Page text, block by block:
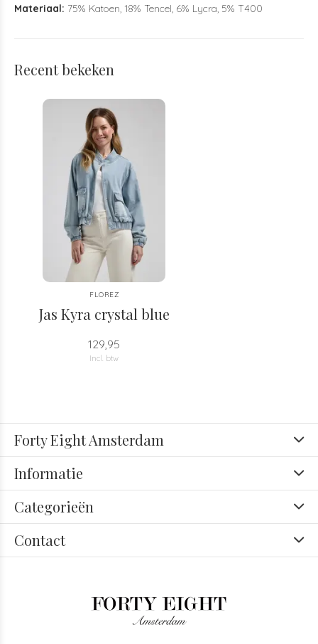
Materiaal: 75% Katoen, 18% Tencel, 6% Lycra, 5% T400
Recent bekeken
FLOREZ
Jas Kyra crystal blue
129,95
Incl. btw
Forty Eight Amsterdam
Informatie
Categorieën
Contact